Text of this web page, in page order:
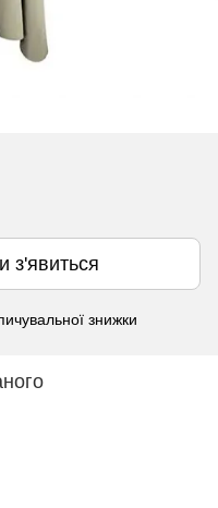
з'явиться
знижки